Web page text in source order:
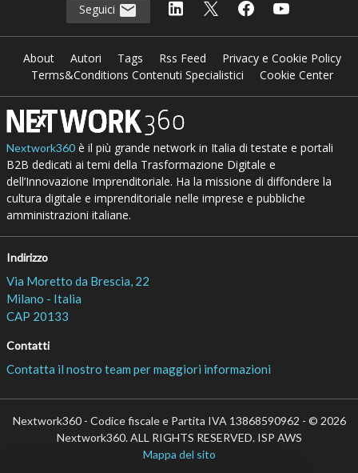
Seguici
About Autori Tags Rss Feed
Privacy e Cookie Policy
Terms&Conditions Contenuti Specialistici
Cookie Center
Nextwork360è il più grande network in Italia di testate e portali
B2B dedicati ai temi della Trasformazione Digitale e
dell’Innovazione Imprenditoriale. Ha la missione di diffondere la
cultura digitale e imprenditoriale nelle imprese e pubbliche
amministrazioni italiane.
Indirizzo
Via Moretto da Brescia, 22
Milano - Italia
CAP 20133
Contatti
Contatta il nostro team per maggiori informazioni
Nextwork360 - Codice fiscale e Partita IVA 13868590962 - © 2026
Nextwork360. ALL RIGHTS RESERVED. ISP AWS
Mappa del sito